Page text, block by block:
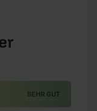
SEHR GUT